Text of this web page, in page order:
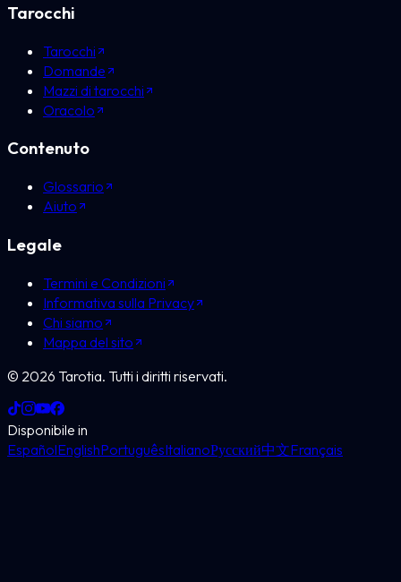
Tarocchi
Tarocchi
Domande
Mazzi di tarocchi
Oracolo
Contenuto
Glossario
Aiuto
Legale
Termini e Condizioni
Informativa sulla Privacy
Chi siamo
Mappa del sito
© 2026 Tarotia. Tutti i diritti riservati.
Disponibile in
EspañolEnglishPortuguêsItalianoРусский中文Français